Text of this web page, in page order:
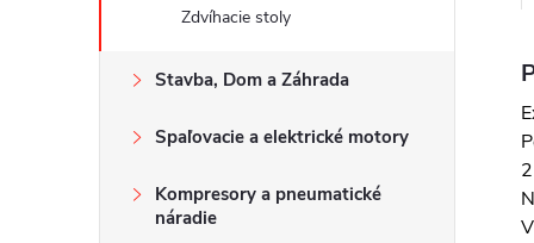
Zdvíhacie stoly
Stavba, Dom a Záhrada
Spaľovacie a elektrické motory
Kompresory a pneumatické
náradie